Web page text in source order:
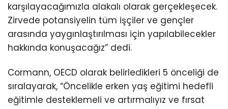
karşılayacağımızla alakalı olarak gerçekleşecek.
Zirvede potansiyelin tüm işçiler ve gençler
arasında yaygınlaştırılması için yapılabilecekler
hakkında konuşacağız” dedi.
Cormann, OECD olarak belirledikleri 5 önceliği de
sıralayarak, “Öncelikle erken yaş eğitimi hedefli
eğitimle desteklemeli ve artırmalıyız ve fırsat